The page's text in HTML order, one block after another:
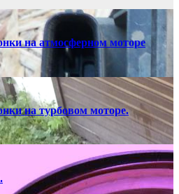
на атмосферном моторе
на турбовом моторе.